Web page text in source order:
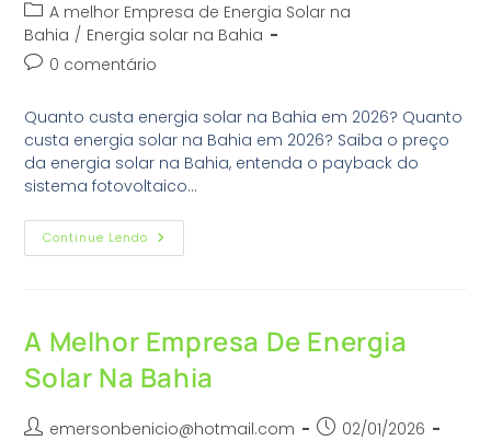
A melhor Empresa de Energia Solar na
Bahia / Energia solar na Bahia
0 comentário
Quanto custa energia solar na Bahia em 2026? Quanto
custa energia solar na Bahia em 2026? Saiba o preço
da energia solar na Bahia, entenda o payback do
sistema fotovoltaico…
Continue Lendo
A Melhor Empresa De Energia
Solar Na Bahia
emersonbenicio@hotmail.com
02/01/2026